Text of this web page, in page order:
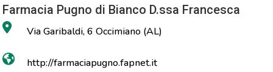
Farmacia Pugno di Bianco D.ssa Francesca
Via Garibaldi, 6 Occimiano (AL)
http://farmaciapugno.fapnet.it